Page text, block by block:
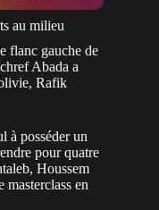
au milieu
flanc gauche de
Abada a
Rafik
à posséder un
pour quatre
Houssem
en